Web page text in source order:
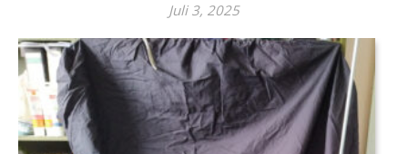
Juli 3, 2025